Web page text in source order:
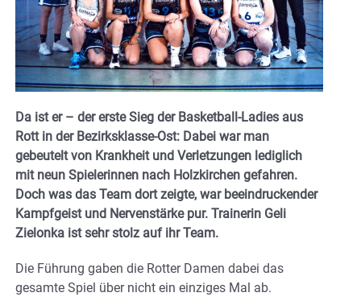
Da ist er – der erste Sieg der Basketball-Ladies aus
Rott in der Bezirksklasse-Ost: Dabei war man
gebeutelt von Krankheit und Verletzungen lediglich
mit neun Spielerinnen nach Holzkirchen gefahren.
Doch was das Team dort zeigte, war beeindruckender
Kampfgeist und Nervenstärke pur. Trainerin Geli
Zielonka ist sehr stolz auf ihr Team.
Die Führung gaben die Rotter Damen dabei das
gesamte Spiel über nicht ein einziges Mal ab.